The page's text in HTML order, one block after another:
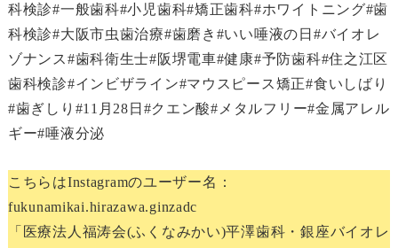
科検診#一般歯科#小児歯科#矯正歯科#ホワイトニング#歯
科検診#大阪市虫歯治療#歯磨き#いい唾液の日#バイオレ
ゾナンス#歯科衛生士#阪堺電車#健康#予防歯科#住之江区
歯科検診#インビザライン#マウスピース矯正#食いしばり
#歯ぎしり#11月28日#クエン酸#メタルフリー#金属アレル
ギー#唾液分泌
こちらはInstagramのユーザー名：
fukunamikai.hirazawa.ginzadc
「医療法人福涛会(ふくなみかい)平澤歯科・銀座バイオレ